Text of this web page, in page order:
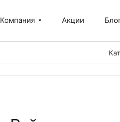
Компания Акции